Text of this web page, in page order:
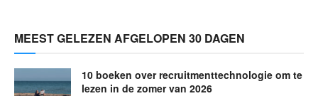
MEEST GELEZEN AFGELOPEN 30 DAGEN
10 boeken over recruitmenttechnologie om te
lezen in de zomer van 2026